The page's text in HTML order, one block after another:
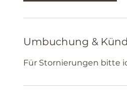
Umbuchung &
Für Stornierungen bitte